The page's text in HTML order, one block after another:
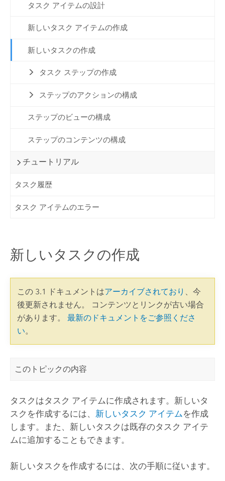
タスク アイテムの設計
新しいタスク アイテムの作成
新しいタスクの作成
タスク ステップの作成
ステップのアクションの構成
ステップのビューの構成
ステップのコンテンツの構成
チュートリアル
タスク履歴
タスク アイテムのエラー
新しいタスクの作成
この 3.1 ドキュメントはアーカイブされており
、今
後更新されません。 コンテンツとリンクが古い場合
があります。 最新のドキュメントをご参照くださ
い。
このトピックの内容
タスクはタスク アイテムに作成されます。新しいタ
スクを作成するには、 新しいタスク アイテムを作成
します。また、新しいタスクは既存のタスク アイテ
ムに追加することもできます。
新しいタスクを作成するには、次の手順に従います。